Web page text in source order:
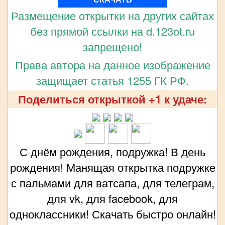
Размещение открытки на других сайтах
без прямой ссылки на d.123ot.ru
запрещено!
Права автора на данное изображение
защищает статья 1255 ГК РФ.
Поделиться открыткой +1 к удаче:
С днём рождения, подружка! В день
рождения! Манящая открытка подружке
с пальмами для ватсапа, для телеграм,
для vk, для facebook, для
одноклассники! Скачать быстро онлайн!